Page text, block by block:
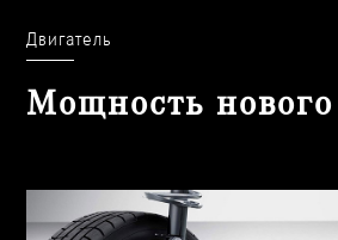
Двигатель
Мощность нового